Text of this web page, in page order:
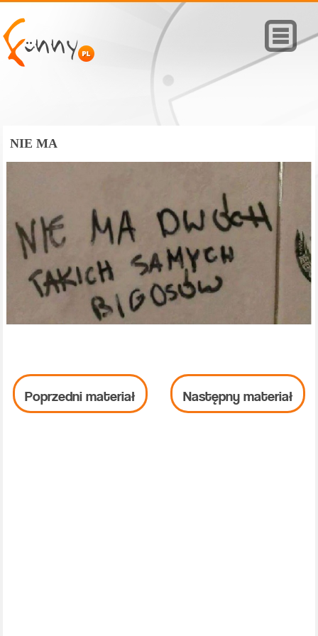
NIE MA
Poprzedni materiał Następny materiał